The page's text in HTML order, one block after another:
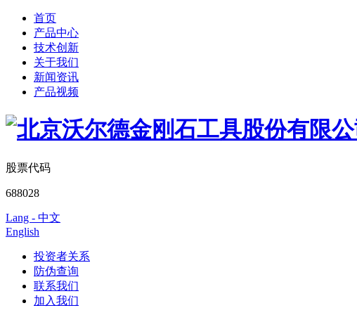
首页
产品中心
技术创新
关于我们
新闻资讯
产品视频
股票代码
688028
Lang - 中文
English
投资者关系
防伪查询
联系我们
加入我们